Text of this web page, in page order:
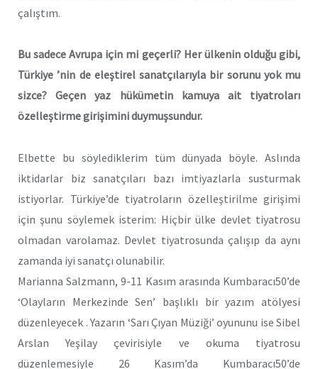
çalıştım.
Bu sadece Avrupa için mi geçerli? Her ülkenin olduğu gibi,
Türkiye ’nin de eleştirel sanatçılarıyla bir sorunu yok mu
sizce? Geçen yaz hükümetin kamuya ait tiyatroları
özelleştirme girişimini duymuşsundur.
Elbette bu söylediklerim tüm dünyada böyle. Aslında
iktidarlar biz sanatçıları bazı imtiyazlarla susturmak
istiyorlar. Türkiye’de tiyatroların özelleştirilme girişimi
için şunu söylemek isterim: Hiçbir ülke devlet tiyatrosu
olmadan varolamaz. Devlet tiyatrosunda çalışıp da aynı
zamanda iyi sanatçı olunabilir.
Marianna Salzmann, 9-11 Kasım arasında Kumbaracı50’de
‘Olayların Merkezinde Sen’ başlıklı bir yazım atölyesi
düzenleyecek . Yazarın ‘Sarı Çıyan Müziği’ oyununu ise Sibel
Arslan Yeşilay çevirisiyle ve okuma tiyatrosu
düzenlemesiyle 26 Kasım’da Kumbaracı50’de